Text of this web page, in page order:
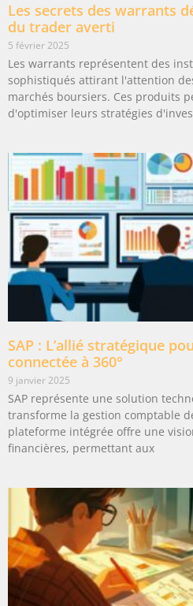
Les secrets des warrants
du trader averti
5 février 2025
Les warrants représentent des
sophistiqués attirant l'attention
marchés boursiers. Ces produits
d'optimiser leurs stratégies
SAP : L’allié stratégique
connectée à 360°
9 janvier 2025
SAP représente une solution
transforme la gestion comptable
plateforme intégrée offre une
financières, permettant aux